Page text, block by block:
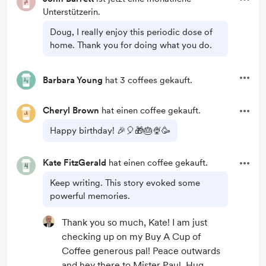
Unterstützerin.
Doug, I really enjoy this periodic dose of
home. Thank you for doing what you do.
Barbara Young hat 3 coffees gekauft.
Cheryl Brown hat einen coffee gekauft.
Happy birthday! 🎉🎈🎁🎂🍨🥳
Kate FitzGerald hat einen coffee gekauft.
Keep writing. This story evoked some
powerful memories.
Thank you so much, Kate! I am just
checking up on my Buy A Cup of
Coffee generous pal! Peace outwards